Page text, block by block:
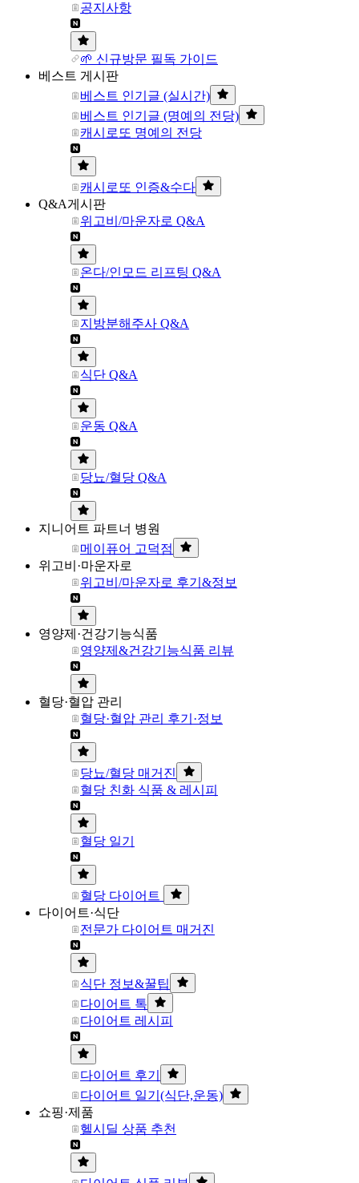
공지사항
🌱 신규방문 필독 가이드
베스트 게시판
베스트 인기글 (실시간)
베스트 인기글 (명예의 전당)
캐시로또 명예의 전당
캐시로또 인증&수다
Q&A게시판
위고비/마운자로 Q&A
온다/인모드 리프팅 Q&A
지방분해주사 Q&A
식단 Q&A
운동 Q&A
당뇨/혈당 Q&A
지니어트 파트너 병원
메이퓨어 고덕점
위고비·마운자로
위고비/마운자로 후기&정보
영양제·건강기능식품
영양제&건강기능식품 리뷰
혈당·혈압 관리
혈당·혈압 관리 후기·정보
당뇨/혈당 매거진
혈당 친화 식품 & 레시피
혈당 일기
혈당 다이어트
다이어트·식단
전문가 다이어트 매거진
식단 정보&꿀팁
다이어트 톡
다이어트 레시피
다이어트 후기
다이어트 일기(식단,운동)
쇼핑·제품
헬시딜 상품 추천